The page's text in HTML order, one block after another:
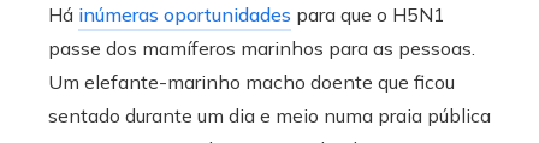
Há inúmeras oportunidades para que o H5N1
passe dos mamíferos marinhos para as pessoas.
Um elefante-marinho macho doente que ficou
sentado durante um dia e meio numa praia pública